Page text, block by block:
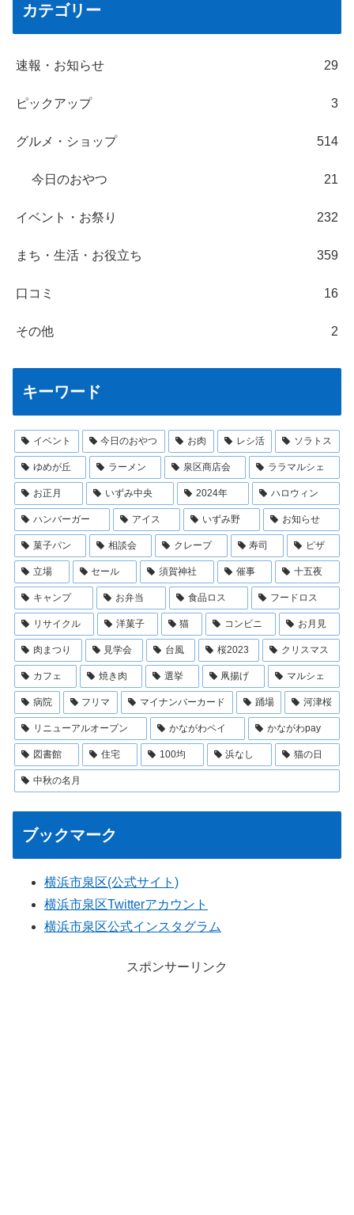
カテゴリー
速報・お知らせ 29
ピックアップ 3
グルメ・ショップ 514
今日のおやつ 21
イベント・お祭り 232
まち・生活・お役立ち 359
口コミ 16
その他 2
キーワード
イベント 今日のおやつ お肉 レシ活 ソラトス
ゆめが丘 ラーメン 泉区商店会 ララマルシェ
お正月 いずみ中央 2024年 ハロウィン
ハンバーガー アイス いずみ野 お知らせ
菓子パン 相談会 クレープ 寿司 ピザ
立場 セール 須賀神社 催事 十五夜
キャンプ お弁当 食品ロス フードロス
リサイクル 洋菓子 猫 コンビニ お月見
肉まつり 見学会 台風 桜2023 クリスマス
カフェ 焼き肉 選挙 凧揚げ マルシェ
病院 フリマ マイナンバーカード 踊場 河津桜
リニューアルオープン かながわペイ かながわpay
図書館 住宅 100均 浜なし 猫の日
中秋の名月
ブックマーク
横浜市泉区(公式サイト)
横浜市泉区Twitterアカウント
横浜市泉区公式インスタグラム
スポンサーリンク